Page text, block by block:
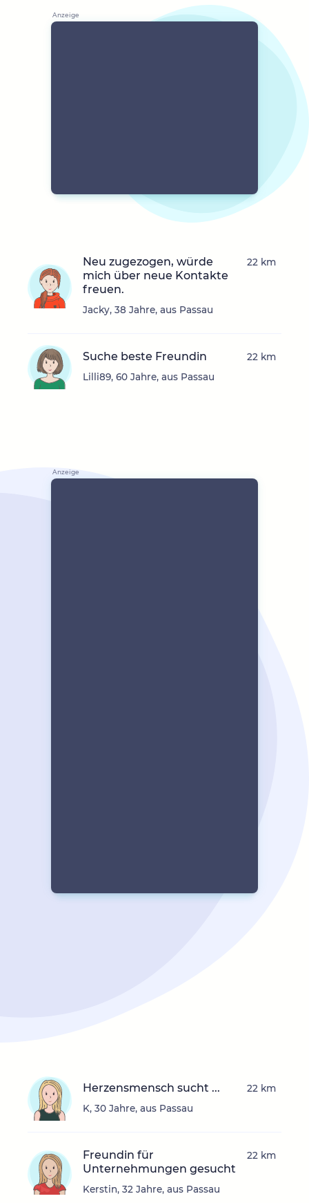
Neu zugezogen, würde
mich über neue Kontakte
freuen.
Jacky, 38 Jahre, aus Passau
22 km
Suche beste Freundin
Lilli89, 60 Jahre, aus Passau
22 km
Herzensmensch sucht ...
K, 30 Jahre, aus Passau
22 km
Freundin für
Unternehmungen gesucht
Kerstin, 32 Jahre, aus Passau
22 km